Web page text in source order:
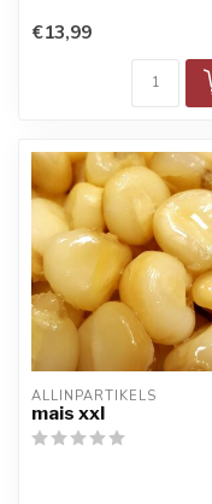
€13,99
ALLINPARTIKELS
mais xxl